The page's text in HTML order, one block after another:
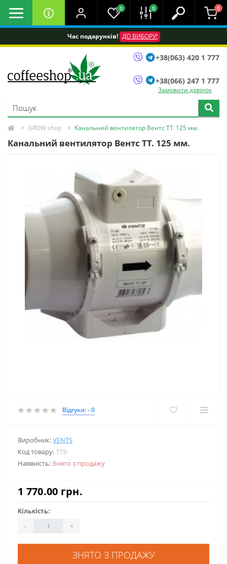
Час подарунків! ДО ВИБОРУ!
0 0 0
+38(063) 420 1 777
+38(066) 247 1 777
Замовити дзвінок
GROW shop Канальний вентилятор Вентс ТТ. 125 мм.
Канальний вентилятор Вентс ТТ. 125 мм.
Відгуки: - 0
Виробник:VENTS
Код товару:715-
Наявність:Знято з продажу
1 770.00 грн.
Кількість:
-
+
ЗНЯТО З ПРОДАЖУ